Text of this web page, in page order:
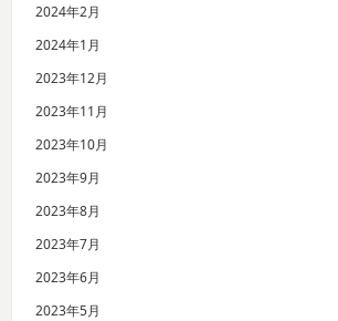
2024年2月
2024年1月
2023年12月
2023年11月
2023年10月
2023年9月
2023年8月
2023年7月
2023年6月
2023年5月